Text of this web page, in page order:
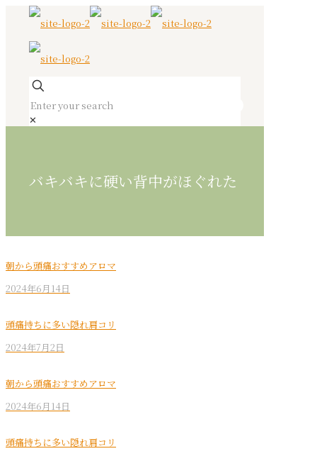
✕
バキバキに硬い背中がほぐれた
朝から頭痛おすすめアロマ
2024年6月14日
頭痛持ちに多い隠れ肩コリ
2024年7月2日
朝から頭痛おすすめアロマ
2024年6月14日
頭痛持ちに多い隠れ肩コリ